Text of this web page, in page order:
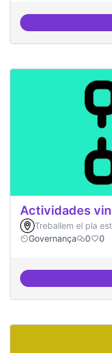
Actividades
Treballem el pla
Governança
0 0